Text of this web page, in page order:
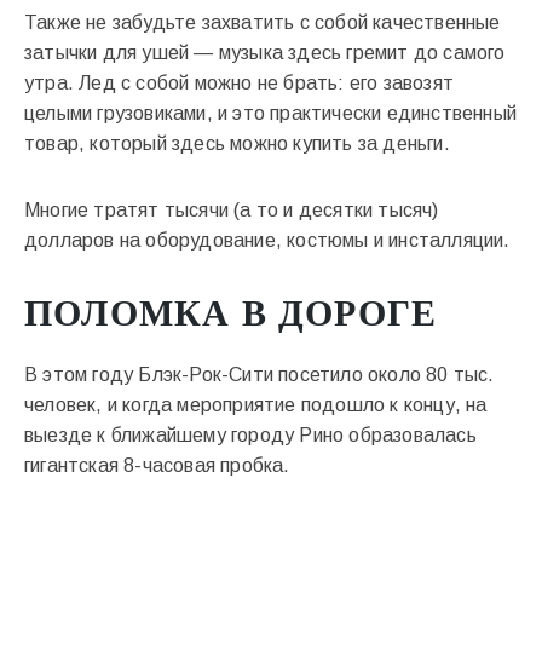
Также не забудьте захватить с собой качественные
затычки для ушей — музыка здесь гремит до самого
утра. Лед с собой можно не брать: его завозят
целыми грузовиками, и это практически единственный
товар, который здесь можно купить за деньги.
Многие тратят тысячи (а то и десятки тысяч)
долларов на оборудование, костюмы и инсталляции.
ПОЛОМКА В ДОРОГЕ
В этом году Блэк-Рок-Сити посетило около 80 тыс.
человек, и когда мероприятие подошло к концу, на
выезде к ближайшему городу Рино образовалась
гигантская 8-часовая пробка.